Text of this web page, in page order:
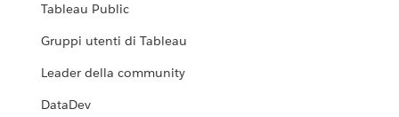
Tableau Public
Gruppi utenti di Tableau
Leader della community
DataDev